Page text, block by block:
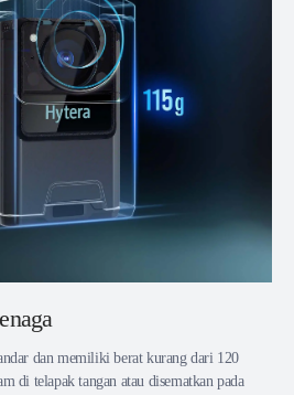
dan memiliki berat kurang dari 120
di telapak tangan atau disematkan pada